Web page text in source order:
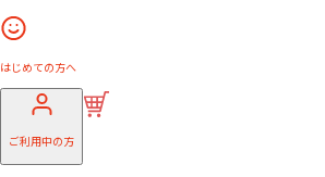
はじめての方へ
ご利用中の方